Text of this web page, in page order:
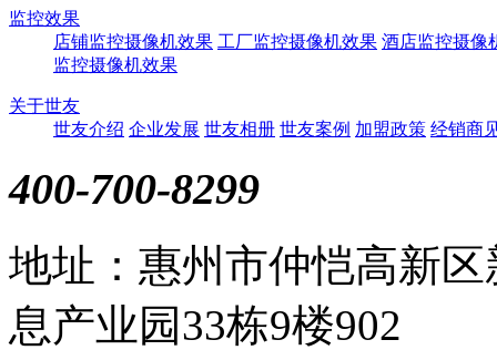
监控效果
店铺监控摄像机效果 工厂监控摄像机效果 酒店监控摄像
监控摄像机效果
关于世友
世友介绍 企业发展 世友相册 世友案例 加盟政策 经销商
400-700-8299
地址：惠州市仲恺高新
息产业园33栋9楼902